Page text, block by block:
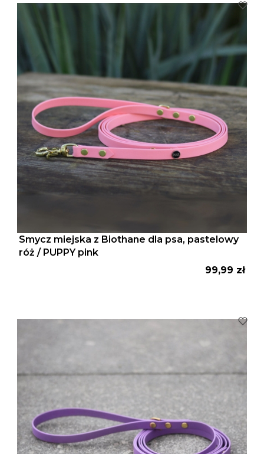
Smycz miejska z Biothane dla psa, pastelowy
róż / PUPPY pink
Cena
99,99 zł